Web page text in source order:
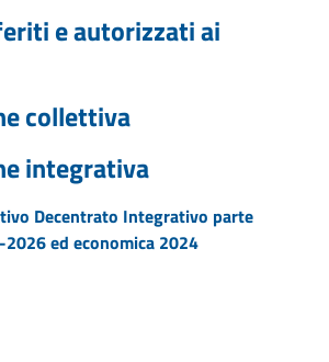
e autorizzati ai
collettiva
integrativa
Decentrato Integrativo parte
ed economica 2024